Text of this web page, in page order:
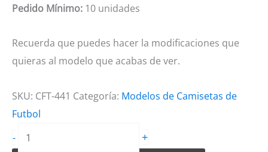
Pedido Mínimo: 10 unidades
Recuerda que puedes hacer la modificaciones que
quieras al modelo que acabas de ver.
SKU: CFT-441 Categoría: Modelos de Camisetas de
Futbol
-
Camiseta
de
+